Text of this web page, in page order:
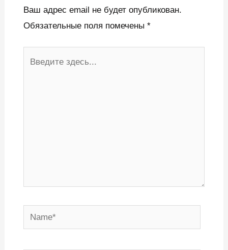
Ваш адрес email не будет опубликован.
Обязательные поля помечены *
Name*